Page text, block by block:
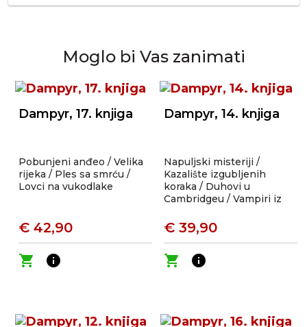
Moglo bi Vas zanimati
Dampyr, 17. knjiga
Pobunjeni anđeo / Velika
rijeka / Ples sa smrću /
Lovci na vukodlake
€ 42,90
shopping_cart
info
Dampyr, 14. knjiga
Napuljski misteriji /
Kazalište izgubljenih
koraka / Duhovi u
Cambridgeu / Vampiri iz
€ 39,90
shopping_cart
info